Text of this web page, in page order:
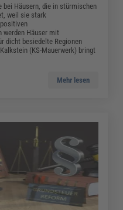
bei Häusern, die in stürmischen
weil sie stark
werden Häuser mit
dicht besiedelte Regionen
(KS-Mauerwerk) bringt
Mehr lesen